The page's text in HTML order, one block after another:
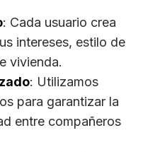
: Cada usuario crea
intereses, estilo de
vivienda.
: Utilizamos
para garantizar la
entre compañeros